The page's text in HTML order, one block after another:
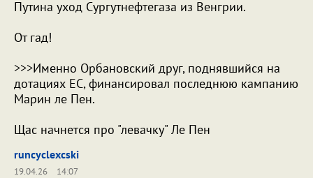
Путина уход Сургутнефтегаза из Венгрии.
От гад!
>>>Именно Орбановский друг, поднявшийся на
дотациях ЕС, финансировал последнюю кампанию
Марин ле Пен.
Щас начнется про "левачку" Ле Пен
runcyclexcski
19.04.26
14:07